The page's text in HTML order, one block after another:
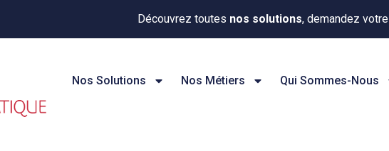
Découvrez toutes nos solutions, demandez votre
Nos Solutions Nos Métiers Qui Sommes-Nous